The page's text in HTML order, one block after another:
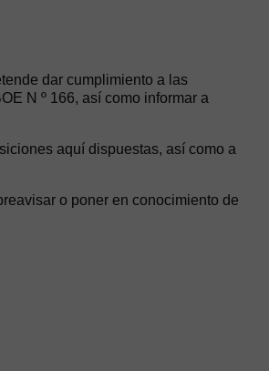
dar cumplimiento a las
N º 166, así como informar a
aquí dispuestas, así como a
o poner en conocimiento de